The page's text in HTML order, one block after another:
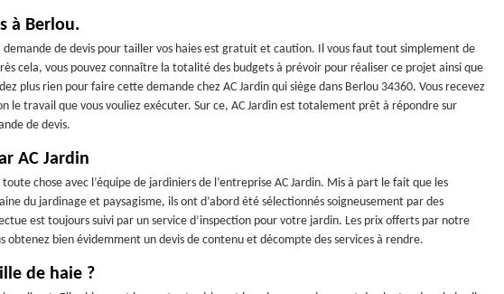
à Berlou.
demande de devis pour tailler vos haies est gratuit et caution. Il vous faut tout simplement de
cela, vous pouvez connaître la totalité des budgets à prévoir pour réaliser ce projet ainsi que
plus rien pour faire cette demande chez AC Jardin qui siège dans Berlou 34360. Vous recevez
le travail que vous vouliez exécuter. Sur ce, AC Jardin est totalement prêt à répondre sur
de devis.
AC Jardin
chose avec l’équipe de jardiniers de l’entreprise AC Jardin. Mis à part le fait que les
du jardinage et paysagisme, ils ont d’abord été sélectionnés soigneusement par des
est toujours suivi par un service d’inspection pour votre jardin. Les prix offerts par notre
obtenez bien évidemment un devis de contenu et décompte des services à rendre.
de haie ?